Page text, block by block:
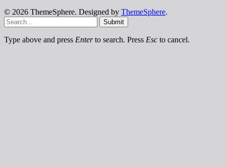
© 2026 ThemeSphere. Designed by ThemeSphere.
Submit
Type above and press Enterto search. Press Esc to cancel.